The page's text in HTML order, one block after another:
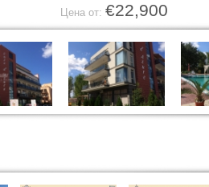
Цена от: €22,900